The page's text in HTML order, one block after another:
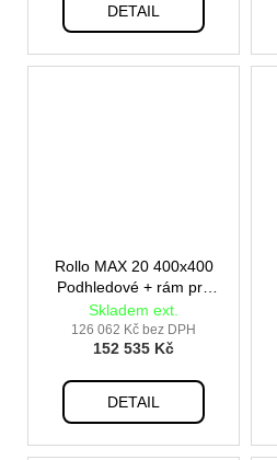
DETAIL
Rollo MAX 20 400x400
Podhledové + rám pro
vestavbu
Skladem ext.
126 062 Kč bez DPH
152 535 Kč
DETAIL